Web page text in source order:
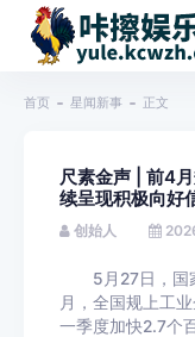
首页 星闻新事 正文
尺素金声 | 前4
续呈现积极向好
创始人
5月27日，国家
月，全国规上工
一季度加快2.7个